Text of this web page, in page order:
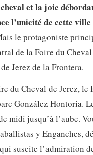
et la joie
l’unicité de cette
le protagoniste
de la Foire du
Jerez de la Frontera.
du Cheval de Jerez,
González Hontoria.
midi jusqu’à l’aube.
y Enganches,
suscite l’admiration